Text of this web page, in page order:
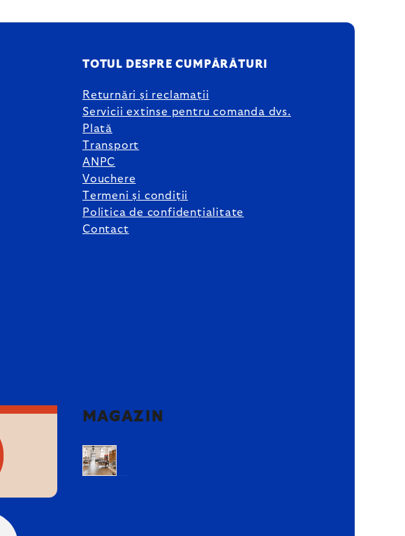
TOTUL DESPRE CUMPĂRĂTURI
Returnări și reclamații
Servicii extinse pentru comanda dvs.
Plată
Transport
ANPC
Vouchere
Termeni și condiții
Politica de confidențialitate
Contact
MAGAZIN